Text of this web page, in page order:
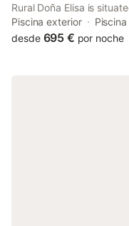
Rural Doña Elisa is
centre, this property also
Piscina exterior Piscina
desde 695 € por noche